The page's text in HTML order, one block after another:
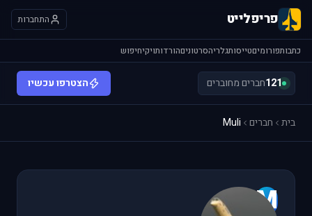
פריפלייט התחברות
כתבותפורומיםטייסותגלריהסרטוניםהורדותויקיחיפוש
121חברים מחוברים הצטרפו עכשיו
בית חברים Muli
M